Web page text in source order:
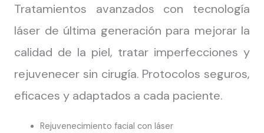
Tratamientos avanzados con tecnología
láser de última generación para mejorar la
calidad de la piel, tratar imperfecciones y
rejuvenecer sin cirugía. Protocolos seguros,
eficaces y adaptados a cada paciente.
Rejuvenecimiento facial con láser